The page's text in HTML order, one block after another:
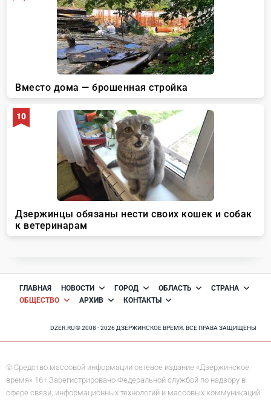
ГЛАВНАЯ НОВОСТИ ГОРОД ОБЛАСТЬ
СТРАНА
ОБЩЕСТВО
АРХИВ КОНТАКТЫ
DZER.RU © 2008 - 2026 ДЗЕРЖИНСКОЕ ВРЕМЯ. ВСЕ ПРАВА ЗАЩИЩЕНЫ
© Средство массовой информации сетевое издание «Дзержинское
время» 16+ Зарегистрировано Федеральной службой по надзору в
сфере связи, информационных технологий и массовых коммуникаций.